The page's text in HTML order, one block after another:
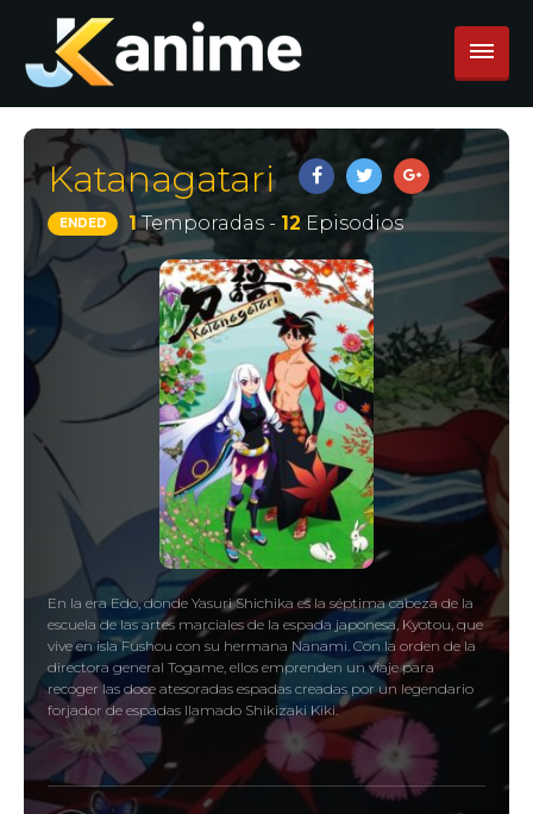
Katanagatari
ENDED 1Temporadas - 12 Episodios
En la era Edo, donde Yasuri Shichika es la séptima cabeza de la
escuela de las artes marciales de la espada japonesa, Kyotou, que
vive en isla Fushou con su hermana Nanami. Con la orden de la
directora general Togame, ellos emprenden un viaje para
recoger las doce atesoradas espadas creadas por un legendario
forjador de espadas llamado Shikizaki Kiki.